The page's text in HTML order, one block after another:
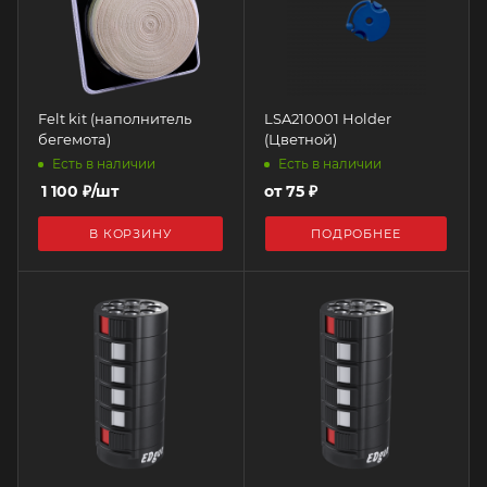
Felt kit (наполнитель
бегемота)
Есть в наличии
1 100 ₽/шт
В КОРЗИНУ
LSA210001 Holder
(Цветной)
Есть в наличии
от75 ₽
ПОДРОБНЕЕ